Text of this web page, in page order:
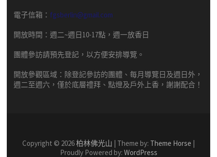
電子信箱： fgsberlin@gmail.com
開放時間 ： 週二~週日10-17點， 週一放香日
團體參訪請預先登記，以方便安排導覽 。
開放參觀區域： 除登記參訪的團體、每月導覽日及週日外，
週二至週六，僅於底層禮拜、點燈及戶外上香，謝謝配合！
Copyright © 2026柏林佛光山 | Theme by: Theme Horse |
Proudly Powered by: WordPress